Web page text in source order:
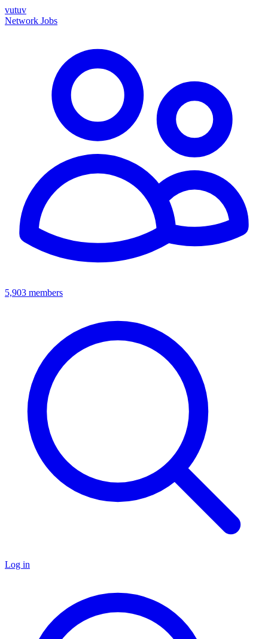
vutuv
Network Jobs
5,903 members
Log in